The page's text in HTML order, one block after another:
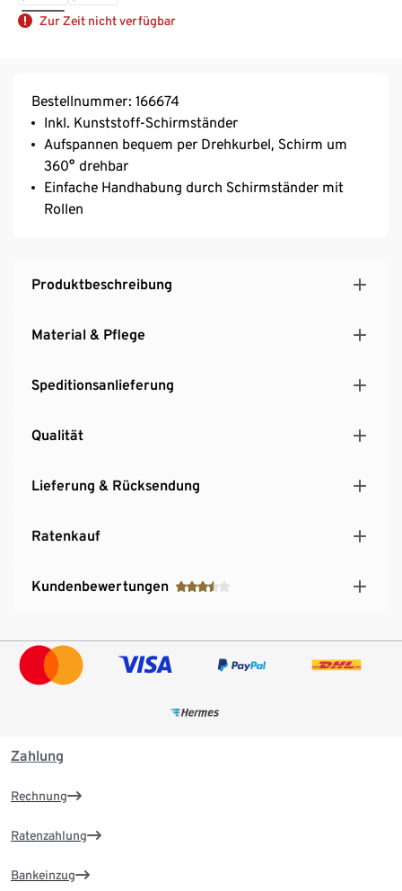
Zur Zeit nicht verfügbar
Bestellnummer: 166674
Inkl. Kunststoff-Schirmständer
Aufspannen bequem per Drehkurbel, Schirm um
360° drehbar
Einfache Handhabung durch Schirmständer mit
Rollen
Produktbeschreibung
Material & Pflege
Speditionsanlieferung
Qualität
Lieferung & Rücksendung
Ratenkauf
Kundenbewertungen
Zahlung
Rechnung
Ratenzahlung
Bankeinzug